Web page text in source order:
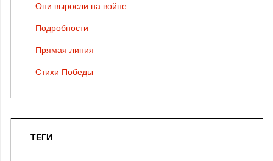
Они выросли на войне
Подробности
Прямая линия
Стихи Победы
ТЕГИ